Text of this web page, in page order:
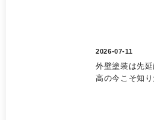
2026-07-11
外壁塗装は先
高の今こそ知